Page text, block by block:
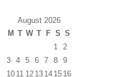
August 2026
M T W T F S S
1
2
3
4 5 6 7 8
9
10 11 12 13 14 15 16